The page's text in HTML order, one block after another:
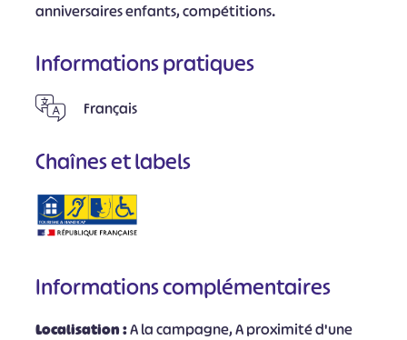
anniversaires enfants, compétitions.
Informations pratiques
Français
Chaînes et labels
Informations complémentaires
Localisation :A la campagne, A proximité d'une